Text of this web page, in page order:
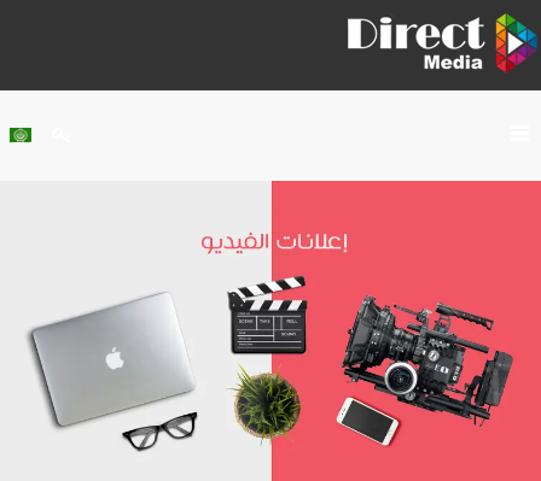
About Us
Services
Our Work
Clients
Contact Us